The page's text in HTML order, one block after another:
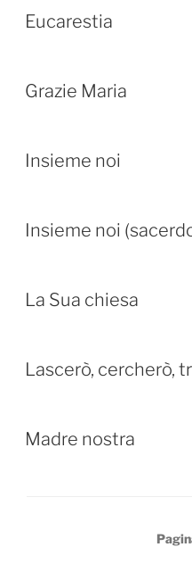
Eucarestia
Grazie Maria
Insieme noi
Insieme noi
La Sua chiesa
Lascerò, cercherò,
Madre nostra